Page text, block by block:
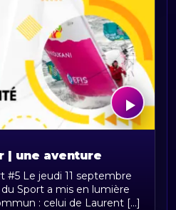
| une aventure
et santé
#5 Le jeudi 11 septembre
Sport a mis en lumière
: celui de Laurent [...]